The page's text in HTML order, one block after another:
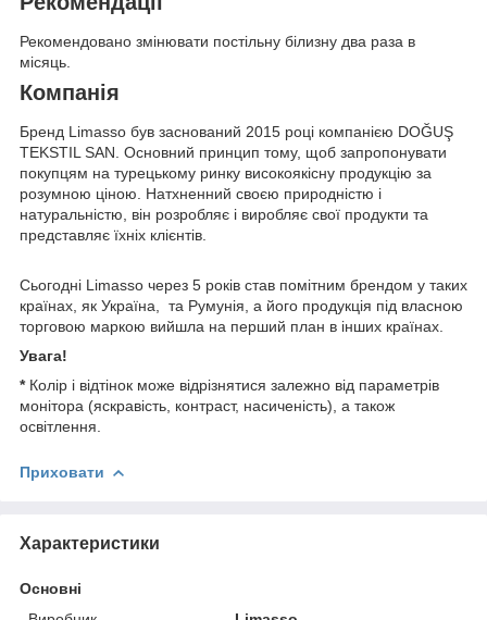
Рекомендовано змінювати постільну білизну два раза в
місяць.
Компанія
Бренд Limasso був заснований 2015 році компанією DOĞUŞ
TEKSTIL SAN. Основний принцип тому, щоб запропонувати
покупцям на турецькому ринку високоякісну продукцію за
розумною ціною. Натхненний своєю природністю і
натуральністю, він розробляє і виробляє свої продукти та
представляє їхніх клієнтів.
Сьогодні Limasso через 5 років став помітним брендом у таких
країнах, як Україна, та Румунія, а його продукція під власною
торговою маркою вийшла на перший план в інших країнах.
Увага!
* Колір і відтінок може відрізнятися залежно від параметрів
монітора (яскравість, контраст, насиченість), а також
освітлення.
Приховати
Характеристики
Основні